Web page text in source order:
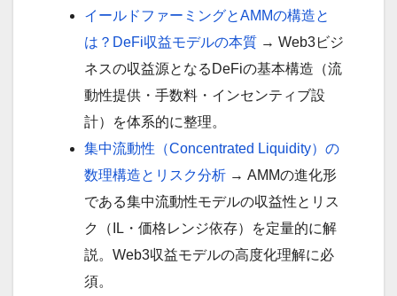
イールドファーミングとAMMの構造と
は？DeFi収益モデルの本質 → Web3ビジ
ネスの収益源となるDeFiの基本構造（流
動性提供・手数料・インセンティブ設
計）を体系的に整理。
集中流動性（Concentrated Liquidity）の
数理構造とリスク分析 → AMMの進化形
である集中流動性モデルの収益性とリス
ク（IL・価格レンジ依存）を定量的に解
説。Web3収益モデルの高度化理解に必
須。